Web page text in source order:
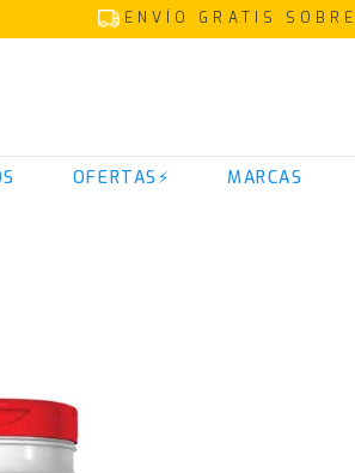
ENVÍO GRATIS
OFERTAS⚡ MARCAS
TÉRMINOS